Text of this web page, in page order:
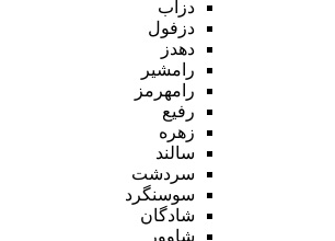
دزآب
دزفول
دهدز
رامشیر
رامهرمز
رفیع
زهره
سالند
سردشت
سوسنگرد
شادگان
شاوور